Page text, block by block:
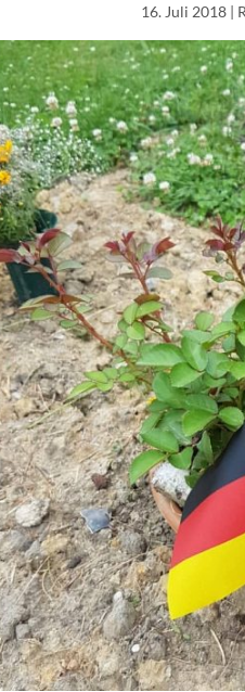
16. Juli 2018|